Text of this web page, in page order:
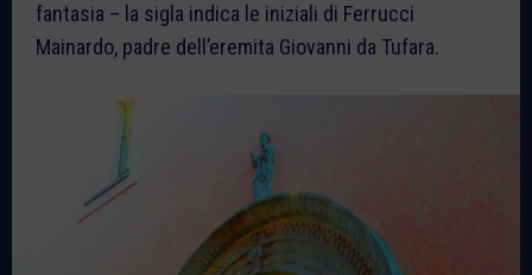
fantasia – la sigla indica le iniziali di Ferrucci
Mainardo, padre dell’eremita Giovanni da Tufara.